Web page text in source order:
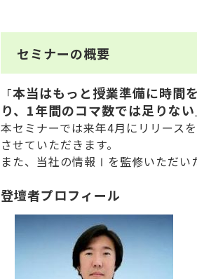
セミナーの概要
「本当はもっと授業準備に時間
り、1年間のコマ数では足りない
本セミナーでは来年4月にリリース
させていただきます。
また、当社の情報Ⅰを監修いただい
登壇者プロフィール